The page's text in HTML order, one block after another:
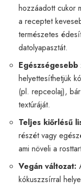
hozzáadott cukor
a receptet
természetes
datolyapasztát.
helyettesíthetjük
(pl. repceolaj),
textúráját.
Teljes kiőrlésű
részét vagy
ami növeli a
Vegán változat:
kókuszzsírral